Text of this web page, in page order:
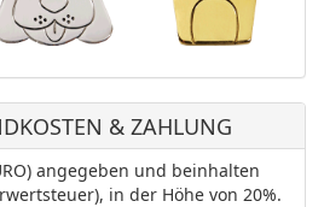
& ZAHLUNG
angegeben und beinhalten
in der Höhe von 20%.